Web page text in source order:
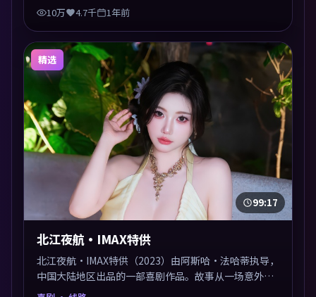
像。10万 4.7千 1年前
精选
99:17
北江夜航·IMAX特供
北江夜航·IMAX特供（2023）由阿斯哈·法哈蒂执导，
中国大陆地区出品的一部喜剧作品。故事从一场意外切
入，人物在道德与生存之间反复摇摆，叙事层层推进，